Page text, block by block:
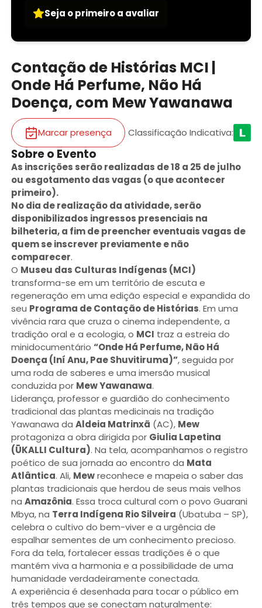
Seja o primeiro a avaliar
Contação de Histórias MCI |
Onde Há Perfume, Não Há
Doença, com Mew Yawanawa
Marcar presença Classificação Indicativa:
Sobre o Evento
As inscrições serão realizadas de 18 a 25 de julho
ou esgotamento das vagas (o que acontecer
primeiro).
No dia de realização da atividade, serão
disponibilizados ingressos presenciais na
bilheteria, a fim de preencher eventuais vagas de
quem se inscrever previamente e não
comparecer.
O Museu das Culturas Indígenas (MCI)
transforma-se em um território de escuta e
regeneração em uma edição especial e expandida do
seu Programa de Contação de Histórias. Em uma
vivência rara que cruza o cinema independente, a
tradição oral e a ecologia, o MCI traz a estreia do
minidocumentário “Onde Há Perfume, Não Há
Doença (Iní Anu, Pae Shuvitiruma)”, seguida por
uma roda de saberes e uma imersão musical
conduzida por Mew Yawanawa.
Liderança, professor e guardião do conhecimento
tradicional das plantas medicinais na tradição
Yawanawa da Aldeia Matrinxã (AC), Mew
protagoniza a obra dirigida por Giulia Lapetina
(ŪKALLI Cultura). Na tela, acompanhamos o registro
poético de sua jornada ao encontro da Mata
Atlântica. Ali, Mewreconhece e mapeia o saber das
plantas tradicionais que herdou de seus mais velhos
na Amazônia. Essa troca cultural com o povo Guarani
Mbya, na Terra Indígena Rio Silveira (Ubatuba – SP),
celebra o cultivo do bem-viver e a urgência de
espalhar sementes de um conhecimento precioso.
Fora da tela, fortalecer essas tradições é o que
mantém viva a harmonia e a possibilidade de uma
humanidade verdadeiramente conectada.
A experiência é desenhada para tocar o público em
três tempos que se conectam naturalmente: